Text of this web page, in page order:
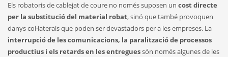
Els robatoris de cablejat de coure no només suposen un cost directe
per la substitució del material robat, sinó que també provoquen
danys col·laterals que poden ser devastadors per a les empreses. La
interrupció de les comunicacions, la paralització de processos
productius i els retards en les entreguessón només algunes de les